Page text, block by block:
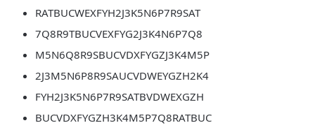
RATBUCWEXFYH2J3K5N6P7R9SAT
7Q8R9TBUCVEXFYG2J3K4N6P7Q8
M5N6Q8R9SBUCVDXFYGZJ3K4M5P
2J3M5N6P8R9SAUCVDWEYGZH2K4
FYH2J3K5N6P7R9SATBVDWEXGZH
BUCVDXFYGZH3K4M5P7Q8RATBUC